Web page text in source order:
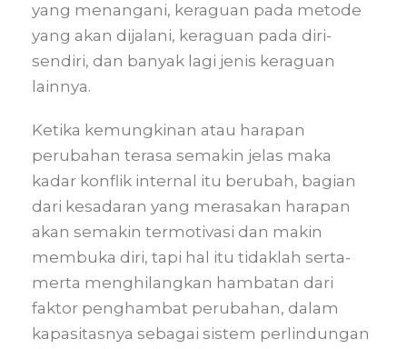
yang menangani, keraguan pada metode
yang akan dijalani, keraguan pada diri-
sendiri, dan banyak lagi jenis keraguan
lainnya.
Ketika kemungkinan atau harapan
perubahan terasa semakin jelas maka
kadar konflik internal itu berubah, bagian
dari kesadaran yang merasakan harapan
akan semakin termotivasi dan makin
membuka diri, tapi hal itu tidaklah serta-
merta menghilangkan hambatan dari
faktor penghambat perubahan, dalam
kapasitasnya sebagai sistem perlindungan